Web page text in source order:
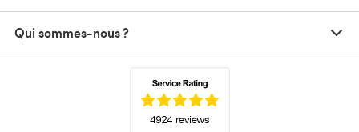
Qui sommes-nous ?